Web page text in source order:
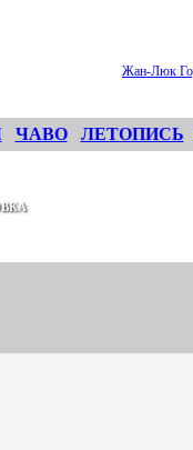
Жан-Люк
ЧАВО ЛЕТОПИСЬ